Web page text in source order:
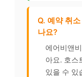
Q. 예약 취
나요?
에어비앤
아요. 호스
있을 수 있